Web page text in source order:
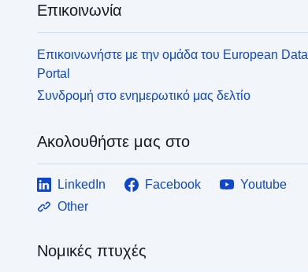
Επικοινωνία
Επικοινωνήστε με την ομάδα του European Data
Portal
Συνδρομή στο ενημερωτικό μας δελτίο
Ακολουθήστε μας στο
LinkedIn Facebook
Youtube
Other
Νομικές πτυχές